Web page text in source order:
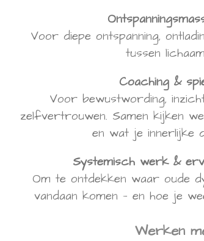
Voor diepe ontspanning,
tussen
Coaching &
Voor bewustwording,
zelfvertrouwen. Samen kijken
en wat je innerlijke
Systemisch werk &
Om te ontdekken waar oude
vandaan komen — en hoe je
Werken